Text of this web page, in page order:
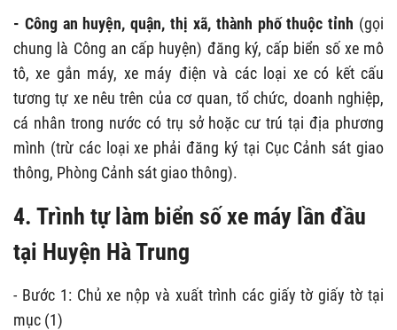
- Công an huyện, quận, thị xã, thành phố thuộc tỉnh (gọi
chung là Công an cấp huyện) đăng ký, cấp biển số xe mô
tô, xe gắn máy, xe máy điện và các loại xe có kết cấu
tương tự xe nêu trên của cơ quan, tổ chức, doanh nghiệp,
cá nhân trong nước có trụ sở hoặc cư trú tại địa phương
mình (trừ các loại xe phải đăng ký tại Cục Cảnh sát giao
thông, Phòng Cảnh sát giao thông).
4. Trình tự làm biển số xe máy lần đầu
tại Huyện Hà Trung
- Bước 1: Chủ xe nộp và xuất trình các giấy tờ giấy tờ tại
mục (1)